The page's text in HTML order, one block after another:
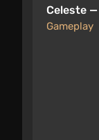
Celeste
Gameplay